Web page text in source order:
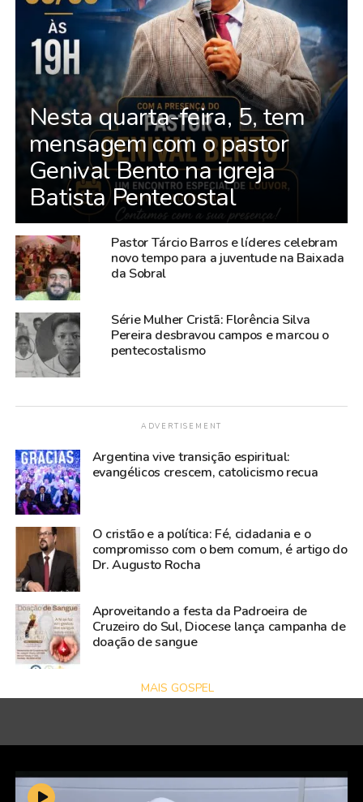
Nesta quarta-feira, 5, tem
mensagem com o pastor
Genival Bento na igreja
Batista Pentecostal
Pastor Tárcio Barros e líderes celebram
novo tempo para a juventude na Baixada
da Sobral
Série Mulher Cristã: Florência Silva
Pereira desbravou campos e marcou o
pentecostalismo
ADVERTISEMENT
Argentina vive transição espiritual:
evangélicos crescem, catolicismo recua
O cristão e a política: Fé, cidadania e o
compromisso com o bem comum, é artigo do
Dr. Augusto Rocha
Aproveitando a festa da Padroeira de
Cruzeiro do Sul, Diocese lança campanha de
doação de sangue
MAIS GOSPEL